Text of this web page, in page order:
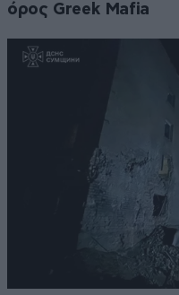
όρος Greek Mafia